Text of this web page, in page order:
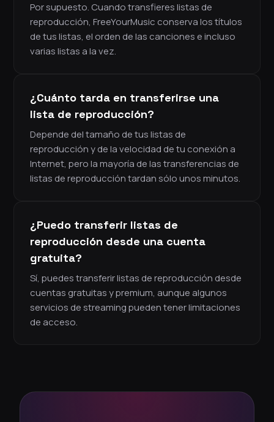
Por supuesto. Cuando transfieres listas de
reproducción, FreeYourMusic conserva los títulos
de tus listas, el orden de las canciones e incluso
varias listas a la vez.
¿Cuánto tarda en transferirse una
lista de reproducción?
Depende del tamaño de tus listas de
reproducción y de la velocidad de tu conexión a
Internet, pero la mayoría de las transferencias de
listas de reproducción tardan sólo unos minutos.
¿Puedo transferir listas de
reproducción desde una cuenta
gratuita?
Sí, puedes transferir listas de reproducción desde
cuentas gratuitas y premium, aunque algunos
servicios de streaming pueden tener limitaciones
de acceso.